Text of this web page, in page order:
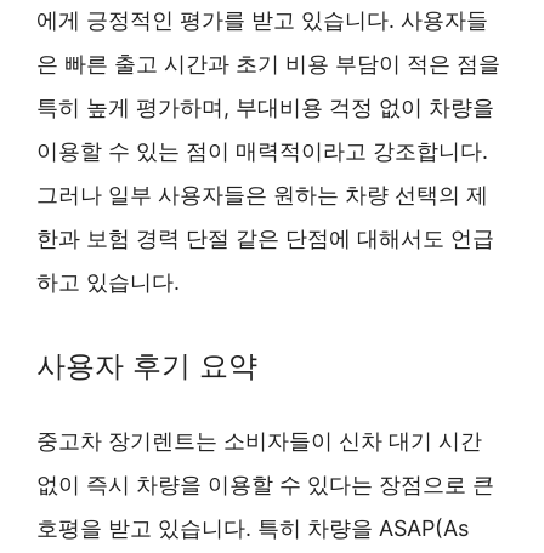
에게 긍정적인 평가를 받고 있습니다. 사용자들
은 빠른 출고 시간과 초기 비용 부담이 적은 점을
특히 높게 평가하며, 부대비용 걱정 없이 차량을
이용할 수 있는 점이 매력적이라고 강조합니다.
그러나 일부 사용자들은 원하는 차량 선택의 제
한과 보험 경력 단절 같은 단점에 대해서도 언급
하고 있습니다.
사용자 후기 요약
중고차 장기렌트는 소비자들이 신차 대기 시간
없이 즉시 차량을 이용할 수 있다는 장점으로 큰
호평을 받고 있습니다. 특히 차량을 ASAP(As